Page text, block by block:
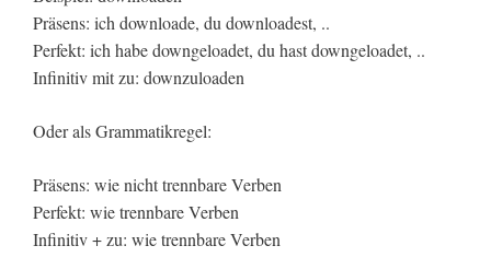
Präsens: ich downloade, du downloadest, ..
Perfekt: ich habe downgeloadet, du hast downgeloadet, ..
Infinitiv mit zu: downzuloaden
Oder als Grammatikregel:
Präsens: wie nicht trennbare Verben
Perfekt: wie trennbare Verben
Infinitiv + zu: wie trennbare Verben